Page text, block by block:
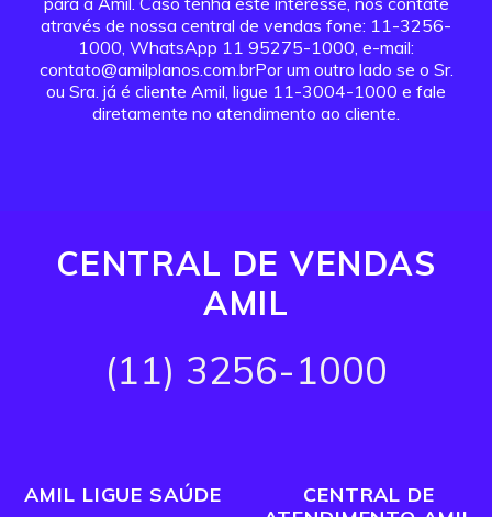
através de nossa central de vendas fone: 11-3256-
1000, WhatsApp 11 95275-1000, e-mail:
contato@amilplanos.com.brPor um outro lado se o Sr.
ou Sra. já é cliente Amil, ligue 11-3004-1000 e fale
diretamente no atendimento ao cliente.
CENTRAL DE VENDAS
AMIL
(11) 3256-1000
AMIL LIGUE SAÚDE
CENTRAL DE